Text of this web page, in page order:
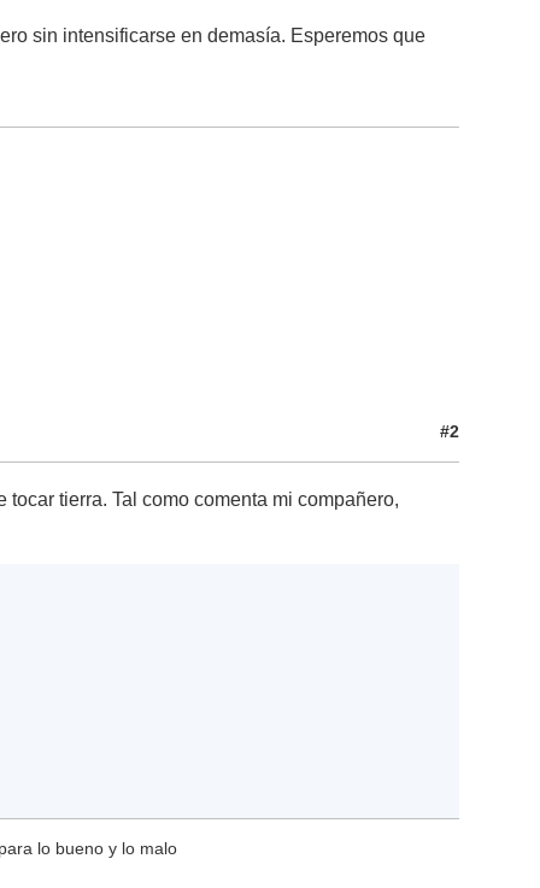
sin intensificarse en demasía. Esperemos que
#2
tocar tierra. Tal como comenta mi compañero,
lo bueno y lo malo